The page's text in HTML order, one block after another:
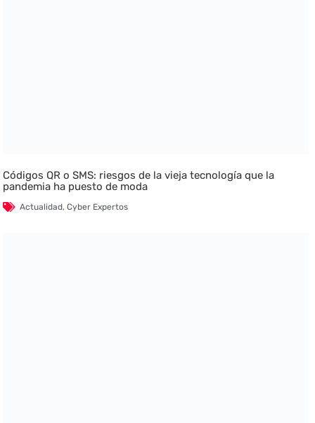
Códigos QR o SMS: riesgos de la vieja tecnología que la
pandemia ha puesto de moda
Actualidad,Cyber Expertos